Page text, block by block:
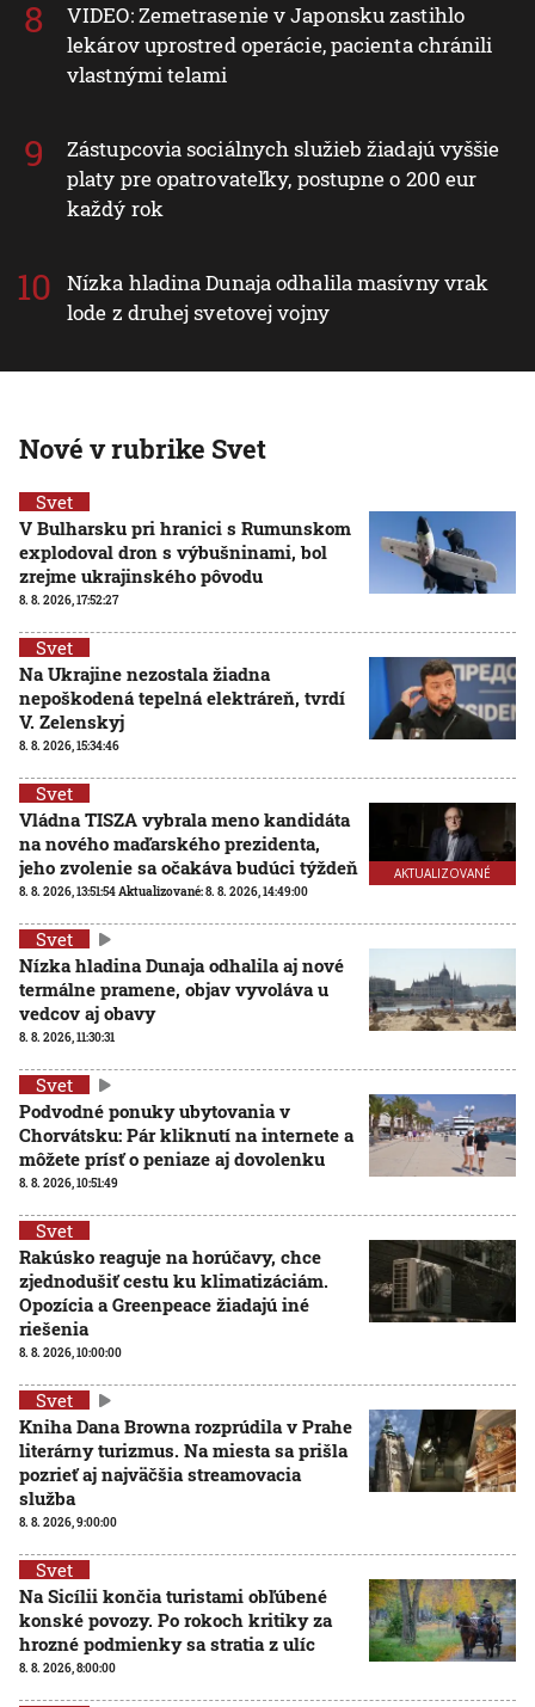
VIDEO: Zemetrasenie v Japonsku zastihlo
lekárov uprostred operácie, pacienta chránili
vlastnými telami
Zástupcovia sociálnych služieb žiadajú vyššie
platy pre opatrovateľky, postupne o 200 eur
každý rok
Nízka hladina Dunaja odhalila masívny vrak
lode z druhej svetovej vojny
Nové v rubrike Svet
Svet
V Bulharsku pri hranici s Rumunskom
explodoval dron s výbušninami, bol
zrejme ukrajinského pôvodu
8. 8. 2026, 17:52:27
Svet
Na Ukrajine nezostala žiadna
nepoškodená tepelná elektráreň, tvrdí
V. Zelenskyj
8. 8. 2026, 15:34:46
AKTUALIZOVANÉ
Svet
Vládna TISZA vybrala meno kandidáta
na nového maďarského prezidenta,
jeho zvolenie sa očakáva budúci týždeň
8. 8. 2026, 13:51:54Aktualizované:8. 8. 2026, 14:49:00
Svet
Nízka hladina Dunaja odhalila aj nové
termálne pramene, objav vyvoláva u
vedcov aj obavy
8. 8. 2026, 11:30:31
Svet
Podvodné ponuky ubytovania v
Chorvátsku: Pár kliknutí na internete a
môžete prísť o peniaze aj dovolenku
8. 8. 2026, 10:51:49
Svet
Rakúsko reaguje na horúčavy, chce
zjednodušiť cestu ku klimatizáciám.
Opozícia a Greenpeace žiadajú iné
riešenia
8. 8. 2026, 10:00:00
Svet
Kniha Dana Browna rozprúdila v Prahe
literárny turizmus. Na miesta sa prišla
pozrieť aj najväčšia streamovacia
služba
8. 8. 2026, 9:00:00
Svet
Na Sicílii končia turistami obľúbené
konské povozy. Po rokoch kritiky za
hrozné podmienky sa stratia z ulíc
8. 8. 2026, 8:00:00